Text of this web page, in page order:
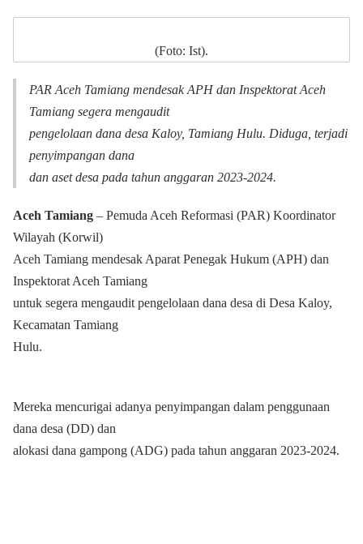
(Foto: Ist).
PAR Aceh Tamiang mendesak APH dan Inspektorat Aceh
Tamiang segera mengaudit
pengelolaan dana desa Kaloy, Tamiang Hulu. Diduga, terjadi
penyimpangan dana
dan aset desa pada tahun anggaran 2023-2024.
Aceh Tamiang – Pemuda Aceh Reformasi (PAR) Koordinator
Wilayah (Korwil)
Aceh Tamiang mendesak Aparat Penegak Hukum (APH) dan
Inspektorat Aceh Tamiang
untuk segera mengaudit pengelolaan dana desa di Desa Kaloy,
Kecamatan Tamiang
Hulu.
Mereka mencurigai adanya penyimpangan dalam penggunaan
dana desa (DD) dan
alokasi dana gampong (ADG) pada tahun anggaran 2023-2024.